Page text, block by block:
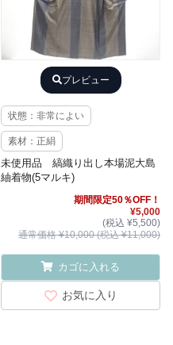
プレビュー
状態：非常によい
素材：正絹
未使用品 縞織り出し本場泥大島
紬着物(5マルキ)
期間限定50％OFF！
¥5,000
(税込 ¥5,500)
通常価格 ¥10,000 (税込 ¥11,000)
カゴに入れる
お気に入り